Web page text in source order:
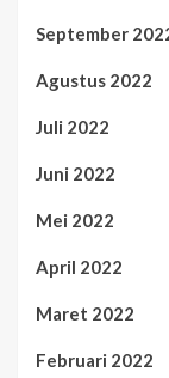
September
Agustus 2022
Juli 2022
Juni 2022
Mei 2022
April 2022
Maret 2022
Februari 2022